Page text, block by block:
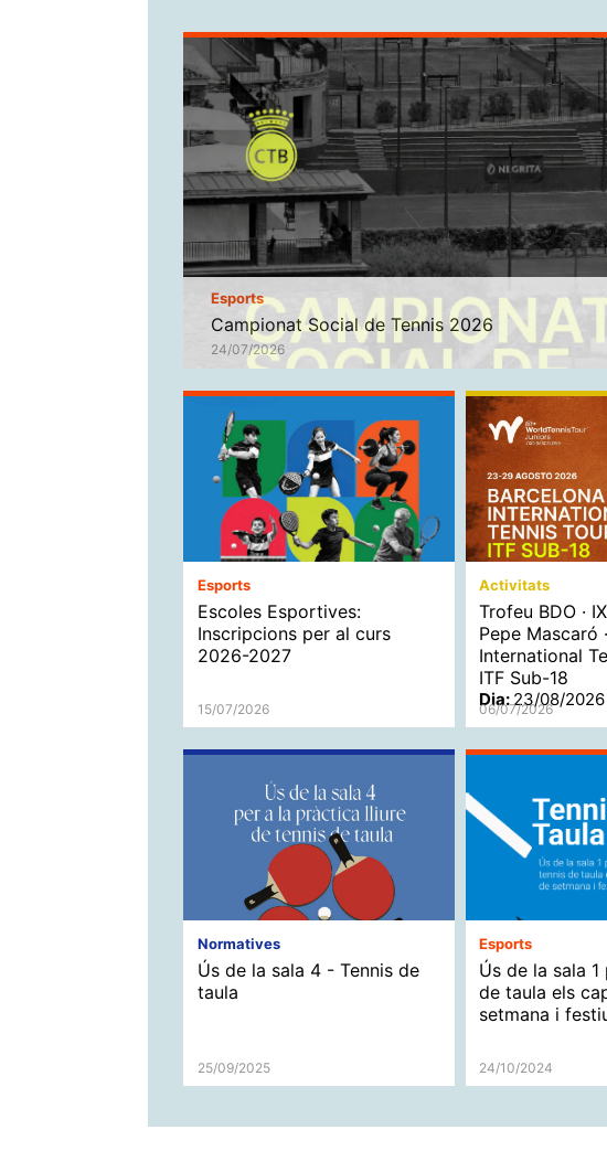
Esports
Campionat Social de Tennis 2026
24/07/2026
Esports
Escoles Esportives:
Inscripcions per al curs
2026-2027
15/07/2026
Activitats
Trofeu BDO ·
Pepe Mascaró
International
ITF Sub-18
Dia:23/08/2026
06/07/2026
Normatives
Ús de la sala 4 - Tennis de
taula
25/09/2025
Esports
Ús de la sala
de taula els
setmana i
24/10/2024